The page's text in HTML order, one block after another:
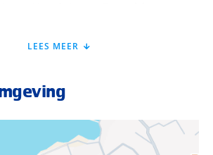
Telefon, Safe, TV, Bad oder Dusche/WC,
entweder mit Blick auf den
Meerseite gelegen (SMS). Wahlweise
(DSE) buchbar.
LEES MEER